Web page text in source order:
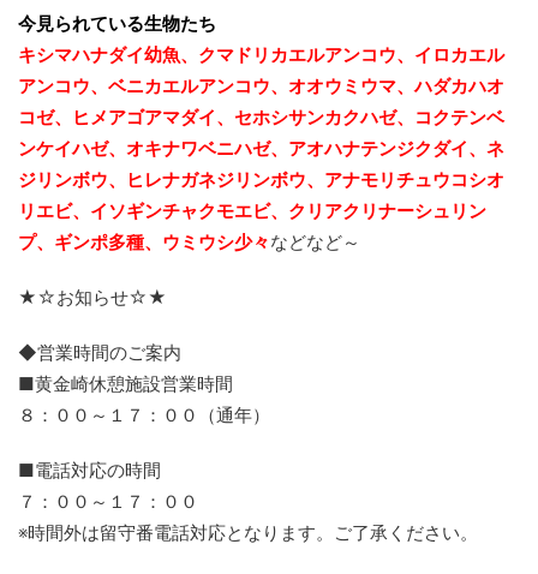
今見られている生物たち
キシマハナダイ幼魚、クマドリカエルアンコウ、イロカエル
アンコウ、ベニカエルアンコウ、オオウミウマ、ハダカハオ
コゼ、ヒメアゴアマダイ、セホシサンカクハゼ、コクテンベ
ンケイハゼ、オキナワベニハゼ、 アオハナテンジクダイ、ネ
ジリンボウ、ヒレナガネジリンボウ、アナモリチュウコシオ
リエビ、 イソギンチャクモエビ、クリアクリナーシュリン
プ、ギンポ多種、 ウミウシ少々などなど～
★☆お知らせ☆★
◆営業時間のご案内
■黄金崎休憩施設営業時間
８：００～１７：００（通年）
■電話対応の時間
７：００～１７：００
※時間外は留守番電話対応となります。ご了承ください。